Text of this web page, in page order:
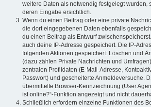
weitere Daten als notwendig festgelegt wurden,
deren Eingabe ersichtlich.
Wenn du einen Beitrag oder eine private
die dort eingegebenen Daten ebenfalls
du einen Beitrag als Entwurf
auch deine IP-Adresse gespeichert. Die IP-
folgenden Aktionen gespeichert: Löschen und
(dazu zählen Private Nachrichten und
zentralen Profildaten (E-Mail-Adresse,
Passwort) und gescheiterte Anmeldeversuche.
übermittelte Browser-Kennzeichnung (User
ist online?“-Funktion angezeigt und nicht
Schließlich erfordern einzelne Funktionen des